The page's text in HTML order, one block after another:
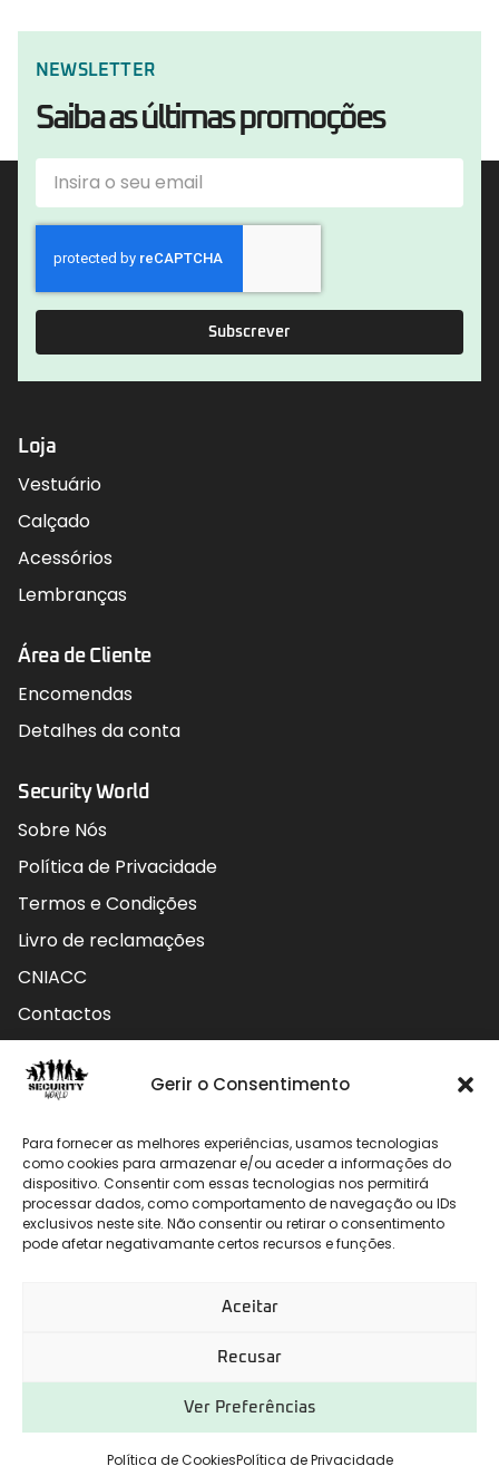
Gerir o Consentimento
Para fornecer as melhores experiências, usamos tecnologias
como cookies para armazenar e/ou aceder a informações do
dispositivo. Consentir com essas tecnologias nos permitirá
processar dados, como comportamento de navegação ou IDs
exclusivos neste site. Não consentir ou retirar o consentimento
pode afetar negativamante certos recursos e funções.
Aceitar
Recusar
Ver Preferências
Política de CookiesPolítica de Privacidade
NEWSLETTER
Saiba as últimas promoções
Subscrever
Loja
Vestuário
Calçado
Acessórios
Lembranças
Área de Cliente
Encomendas
Detalhes da conta
Security World
Sobre Nós
Política de Privacidade
Termos e Condições
Livro de reclamações
CNIACC
Contactos
Contactos
912 009 740 (Chamada para rede móvel nacional)
geral@securityworld.pt
Desenvolvido por CHITAS WEBSOLUTIONS